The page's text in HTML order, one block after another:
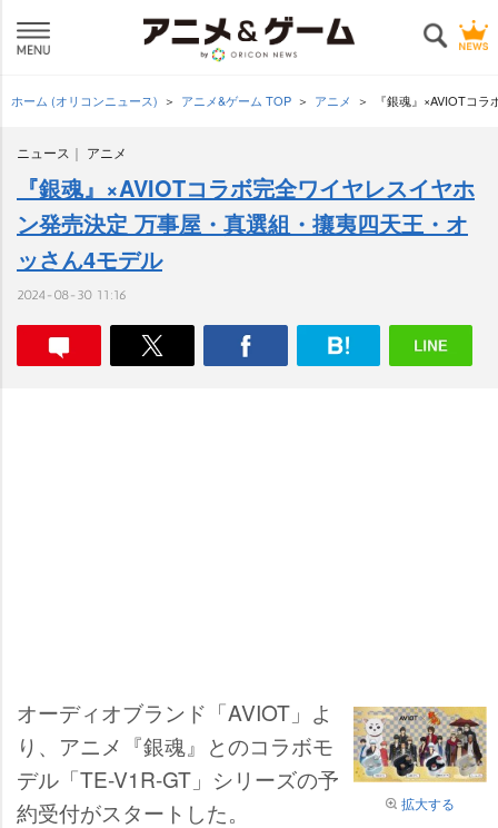
ホーム (オリコンニュース) アニメ&ゲーム TOP アニメ 『銀魂』×AVIOTコ
ニュース アニメ
『銀魂』×AVIOTコラボ完全ワイヤレスイヤホ
ン発売決定 万事屋・真選組・攘夷四天王・オ
ッさん4モデル
2024-08-30 11:16
拡大する
オーディオブランド「AVIOT」よ
り、アニメ『銀魂』とのコラボモ
デル「TE-V1R-GT」シリーズの予
約受付がスタートした。